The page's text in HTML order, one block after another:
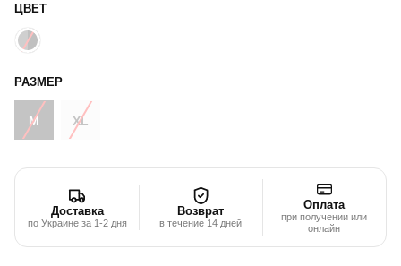
ЦВЕТ
РАЗМЕР
M XL
Доставка
по Украине за 1-2 дня
Возврат
в течение 14 дней
Оплата
при получении или
онлайн